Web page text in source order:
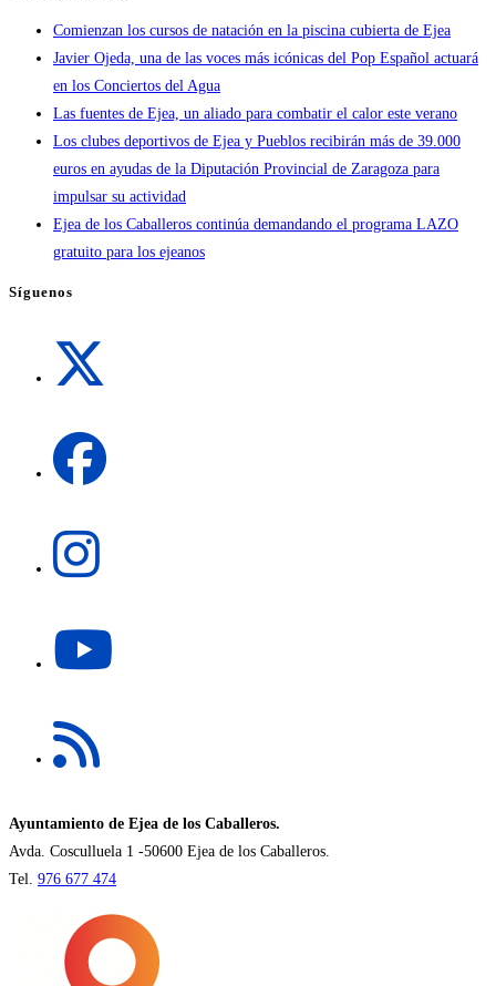
Comienzan los cursos de natación en la piscina cubierta de Ejea
Javier Ojeda, una de las voces más icónicas del Pop Español actuará
en los Conciertos del Agua
Las fuentes de Ejea, un aliado para combatir el calor este verano
Los clubes deportivos de Ejea y Pueblos recibirán más de 39.000
euros en ayudas de la Diputación Provincial de Zaragoza para
impulsar su actividad
Ejea de los Caballeros continúa demandando el programa LAZO
gratuito para los ejeanos
Síguenos
pestaña
abre
abre
nueva
pestaña
en
nueva
pestaña
Ayuntamiento de Ejea de los Caballeros.
Avda. Cosculluela 1 -50600 Ejea de los Caballeros.
Tel. 976 677 474